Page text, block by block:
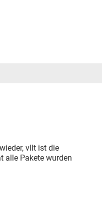
vllt ist die
alle Pakete wurden